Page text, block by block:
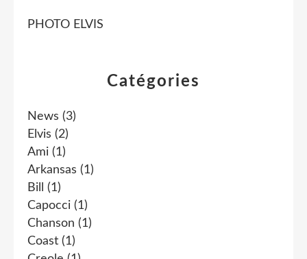
Catégories
News (3)
Elvis (2)
Ami (1)
Arkansas (1)
Bill
(1)
Capocci (1)
Chanson (1)
Coast (1)
PHOTO ELVIS